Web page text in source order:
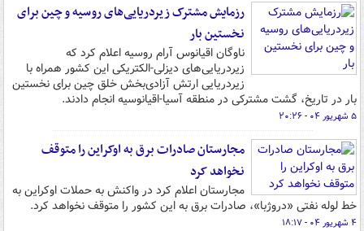
رزمایش مشترک زیردریایی‌های روسیه و چین برای
نخستین بار
ناوگان اقیانوس آرام روسیه اعلام کرد که
زیردریایی‌های دیزلی-الکتریکی این کشور همراه با
زیردریایی ارتش آزادی‌بخش خلق چین برای نخستین
بار در تاریخ، گشت مشترکی در منطقه آسیا-اقیانوسیه انجام دادند.
۵ شهریور ۰۴ - ۲۰:۲۶
مجارستان صادرات برق به اوکراین را متوقف
نخواهد کرد
مجارستان اعلام کرد در واکنش به حملات اوکراین به
خط لوله نفتی «دروژبا»، صادرات برق به این کشور را متوقف نخواهد کرد.
۴ شهریور ۰۴ - ۱۸:۱۷